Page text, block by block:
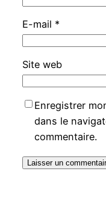
E-mail *
Site web
Enregistrer
dans le
commentaire.